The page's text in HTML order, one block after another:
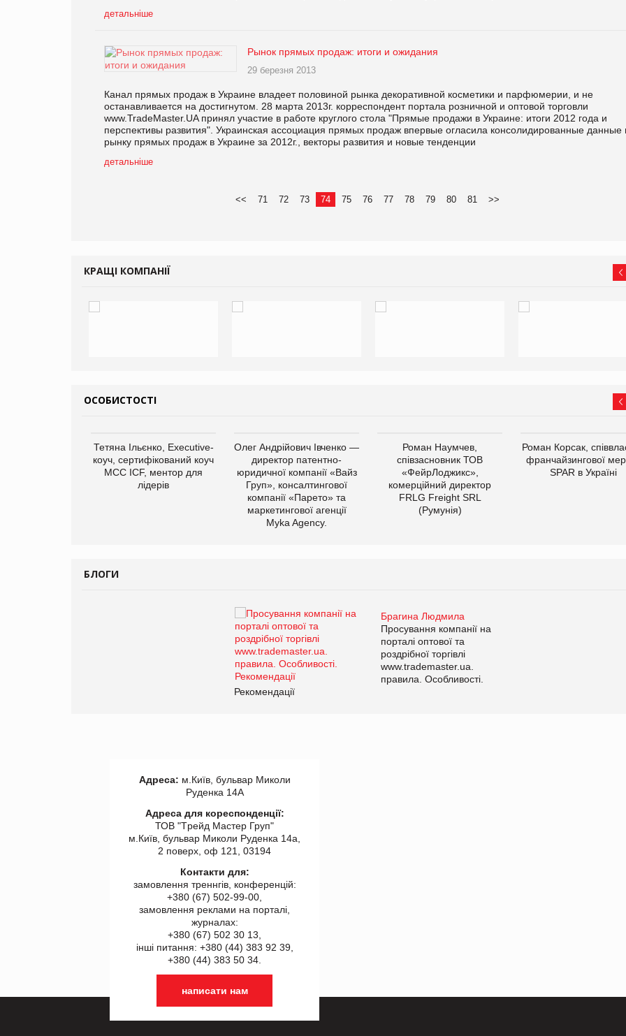
детальніше
Рынок прямых продаж: итоги и ожидания
29 березня 2013
Канал прямых продаж в Украине владеет половиной рынка декоративной косметики и парфюмерии, и не
останавливается на достигнутом. 28 марта 2013г. корреспондент портала розничной и оптовой торговли
www.TradeMaster.UA принял участие в работе круглого стола "Прямые продажи в Украине: итоги 2012 года и
перспективы развития". Украинская ассоциация прямых продаж впервые огласила консолидированные данные
рынку прямых продаж в Украине за 2012г., векторы развития и новые тенденции
детальніше
<< 71 72 73 74 75 76 77 78 79 80 81 >>
КРАЩІ КОМПАНІЇ
ОСОБИСТОСТІ
Тетяна Ільєнко, Executive-
коуч, сертифікований коуч
МСС ICF, ментор для
лідерів
Олег Андрійович Івченко —
директор патентно-
юридичної компанії «Вайз
Груп», консалтингової
компанії «Парето» та
маркетингової агенції
Myka Agency.
Роман Наумчев,
співзасновник ТОВ
«ФейрЛоджикс»,
комерційний директор
FRLG Freight SRL
(Румунія)
Роман Корсак,
франчайзингової
SPAR в Україні
БЛОГИ
Брагина Людмила
Просування компанії на
порталі оптової та
роздрібної торгівлі
www.trademaster.ua.
правила. Особливості.
Рекомендації
Адреса: м.Київ, бульвар Миколи
Руденка 14А
Адреса для кореспонденції:
ТОВ "Tрейд Мастер Груп"
м.Київ, бульвар Миколи Руденка 14а,
2 поверх, оф 121, 03194
Контакти для:
замовлення треннгів, конференцій:
+380 (67) 502-99-00,
замовлення реклами на порталі,
журналах:
+380 (67) 502 30 13,
інші питання: +380 (44) 383 92 39,
+380 (44) 383 50 34.
написати нам